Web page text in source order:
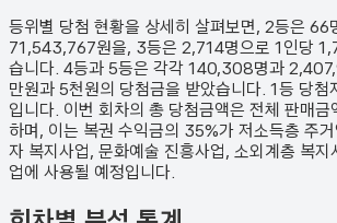
등위별 당첨 현황을 상세히 살펴보면, 2등은 66
71,543,767원을, 3등은 2,714명으로 1인당
습니다. 4등과 5등은 각각 140,308명과
만원과 5천원의 당첨금을 받았습니다. 1등 당첨
입니다. 이번 회차의 총 당첨금액은 전체 판매
하며, 이는 복권 수익금의 35%가 저소득층 주
자 복지사업, 문화예술 진흥사업, 소외계층 복
업에 사용될 예정입니다.